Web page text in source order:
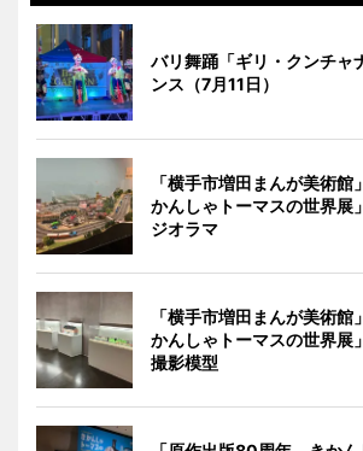
バリ舞踊「ギリ・クンチャ
ンス（7月11日）
「横手市増田まんが美術館
かんしゃトーマスの世界展
ジオラマ
「横手市増田まんが美術館
かんしゃトーマスの世界展
撮影模型